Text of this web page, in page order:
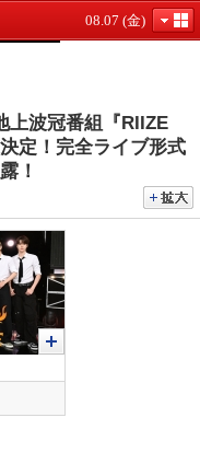
08.07 (金)
上波冠番組『RIIZE
定！完全ライブ形式
！